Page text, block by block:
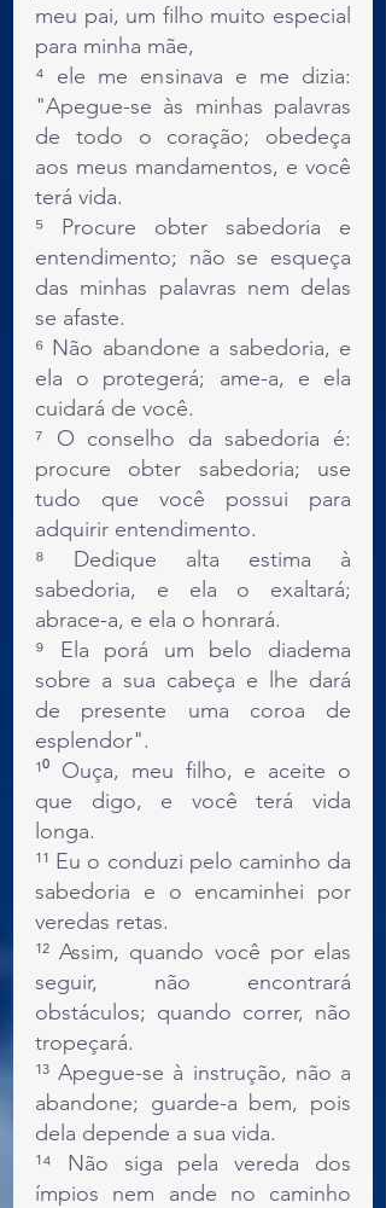
meu pai, um filho muito especial
para minha mãe,
⁴ ele me ensinava e me dizia:
"Apegue-se às minhas palavras
de todo o coração; obedeça
aos meus mandamentos, e você
terá vida.
⁵ Procure obter sabedoria e
entendimento; não se esqueça
das minhas palavras nem delas
se afaste.
⁶ Não abandone a sabedoria, e
ela o protegerá; ame-a, e ela
cuidará de você.
⁷ O conselho da sabedoria é:
procure obter sabedoria; use
tudo que você possui para
adquirir entendimento.
⁸ Dedique alta estima à
sabedoria, e ela o exaltará;
abrace-a, e ela o honrará.
⁹ Ela porá um belo diadema
sobre a sua cabeça e lhe dará
de presente uma coroa de
esplendor".
¹⁰ Ouça, meu filho, e aceite o
que digo, e você terá vida
longa.
¹¹ Eu o conduzi pelo caminho da
sabedoria e o encaminhei por
veredas retas.
¹² Assim, quando você por elas
seguir, não encontrará
obstáculos; quando correr, não
tropeçará.
¹³ Apegue-se à instrução, não a
abandone; guarde-a bem, pois
dela depende a sua vida.
¹⁴ Não siga pela vereda dos
ímpios nem ande no caminho